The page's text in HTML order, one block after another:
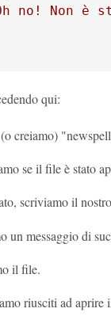
no! Non è
qui:
creiamo)
se il file è stato
scriviamo il
un messaggio di
il file.
riusciti ad aprire